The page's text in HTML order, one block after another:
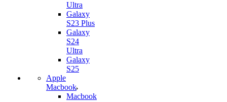
Ultra
Galaxy
S23 Plus
Galaxy
S24
Ultra
Galaxy
S25
Apple
Macbook
Macbook